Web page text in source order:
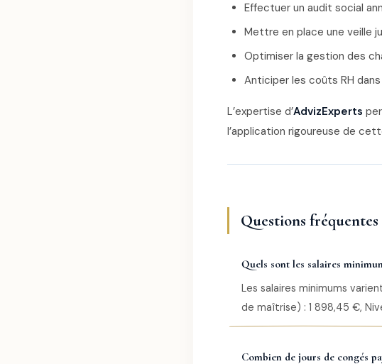
Effectuer un audit social
Mettre en place une veille
Optimiser la gestion des
Anticiper les coûts RH
L’expertise d’AdvizExperts
l’application rigoureuse de
Questions fréquentes
Quels sont les salaires
Les salaires minimums
de maîtrise) : 1 898,45 €,
Combien de jours de congés